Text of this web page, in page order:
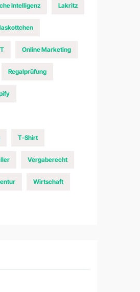
Intelligenz Lakritz
Online Marketing
Regalprüfung
T-Shirt
Vergaberecht
Wirtschaft